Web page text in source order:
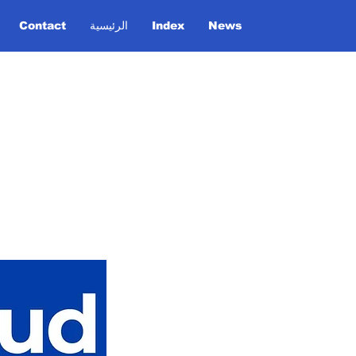
Contact الرئيسية Index News